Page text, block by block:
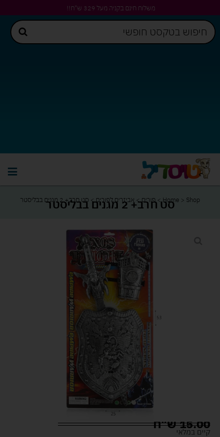
משלוח חינם בקניה מעל 329 ש"ח!!
Home > Shop
>פורים> אביזרים לפורים> סט חרב+ 2 מגנים בבליסטר סט חרב+ 2 מגנים בבליסטר
15.00ש"ח
קיים במלאי